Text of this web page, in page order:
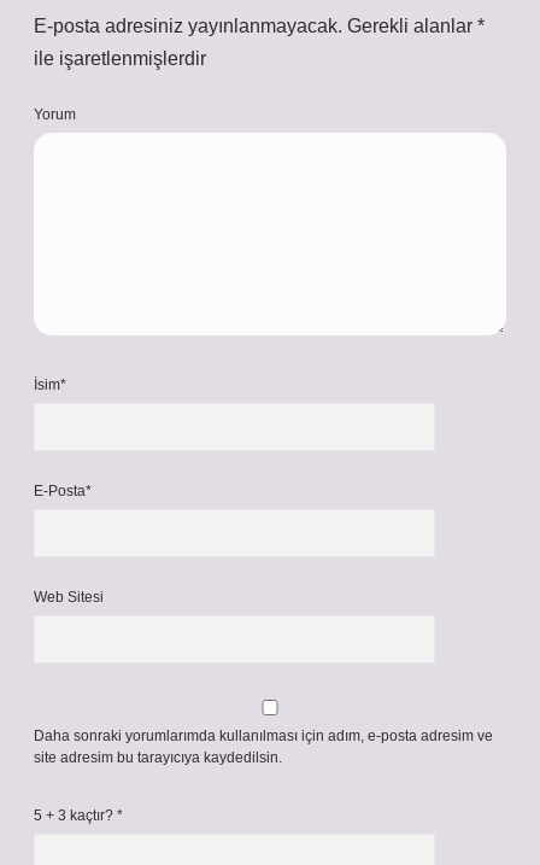
E-posta adresiniz yayınlanmayacak. Gerekli alanlar *
ile işaretlenmişlerdir
Yorum
İsim*
E-Posta*
Web Sitesi
Daha sonraki yorumlarımda kullanılması için adım, e-posta adresim ve
site adresim bu tarayıcıya kaydedilsin.
5 + 3 kaçtır? *